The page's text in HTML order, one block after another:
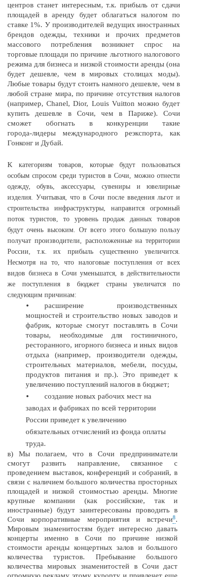
центров станет интересным, т.к. прибыль от сдачи
площадей в аренду будет облагаться налогом по
ставке 1%. У производителей ведущих иностранных
брендов одежды, техники и прочих предметов
массового потребления возникнет спрос на
торговые площади по причине льготного налогового
режима для бизнеса и низкой стоимости аренды (она
будет дешевле, чем в мировых столицах моды).
Любые товары будут стоить намного дешевле, чем в
любой стране мира, по причине отсутствия налогов
(например, Chanel, Dior, Louis Vuitton можно будет
купить дешевле в Сочи, чем в Париже). Сочи
сможет обогнать в конкуренции такие
города-лидеры международного реэкспорта, как
Гонконг и Дубай.
К категориям товаров, которые будут пользоваться
особым спросом среди туристов в Сочи, можно отнести
одежду, обувь, аксессуары, сувениры и ювелирные
изделия. Учитывая, что в Сочи после введения льгот и
строительства инфраструктуры, направится огромный
поток туристов, то уровень продаж данных товаров
будут очень высоким. От всего этого большую пользу
получат производители, расположенные на территории
России, т.к. их прибыль существенно увеличится.
Несмотря на то, что налоговые поступления от всех
видов бизнеса в Сочи уменьшатся, в действительности
же поступления в бюджет страны увеличатся по
следующим причинам:
•
расширение производственных
мощностей и строительство новых заводов и
фабрик, которые смогут поставлять в Сочи
товары, необходимые для гостиничного,
ресторанного, игорного бизнеса и иных видов
отдыха (например, производители одежды,
строительных материалов, мебели, посуды,
продуктов питания и пр.). Это приведет к
увеличению поступлений налогов в бюджет;
•
создание новых рабочих мест на
заводах и фабриках по всей территории
России приведет к увеличению
обязательных отчислений из фонда оплаты
труда.
в) Мы полагаем, что в Сочи предприниматели
смогут развить направление, связанное с
проведением выставок, конференций и собраний, в
связи с наличием большого количества просторных
площадей и низкой стоимостью аренды. Многие
крупные компании (как российские, так и
иностранные) будут заинтересованы проводить в
Сочи корпоративные мероприятия и встречи8.
Мировым знаменитостям будет интересно давать
концерты именно в Сочи по причине низкой
стоимости аренды концертных залов и большого
количества туристов. Пребывание большого
количества мировых знаменитостей в Сочи даст